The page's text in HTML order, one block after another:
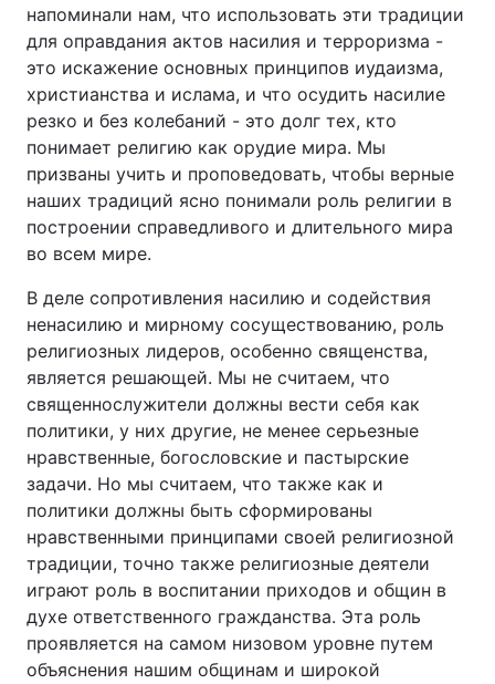
Послуги
Тема оформлення
напоминали нам, что использовать эти традиции
для оправдания актов насилия и терроризма -
это искажение основных принципов иудаизма,
христианства и ислама, и что осудить насилие
резко и без колебаний - это долг тех, кто
понимает религию как орудие мира. Мы
призваны учить и проповедовать, чтобы верные
наших традиций ясно понимали роль религии в
построении справедливого и длительного мира
во всем мире.
В деле сопротивления насилию и содействия
ненасилию и мирному сосуществованию, роль
религиозных лидеров, особенно священства,
является решающей. Мы не считаем, что
священнослужители должны вести себя как
политики, у них другие, не менее серьезные
нравственные, богословские и пастырские
задачи. Но мы считаем, что также как и
политики должны быть сформированы
нравственными принципами своей религиозной
традиции, точно также религиозные деятели
играют роль в воспитании приходов и общин в
духе ответственного гражданства. Эта роль
проявляется на самом низовом уровне путем
объяснения нашим общинам и широкой